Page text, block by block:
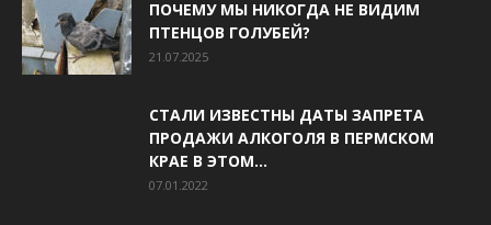
ПОЧЕМУ МЫ НИКОГДА НЕ ВИДИМ
ПТЕНЦОВ ГОЛУБЕЙ?
21.07.2025
СТАЛИ ИЗВЕСТНЫ ДАТЫ ЗАПРЕТА
ПРОДАЖИ АЛКОГОЛЯ В ПЕРМСКОМ
КРАЕ В ЭТОМ...
07.01.2022